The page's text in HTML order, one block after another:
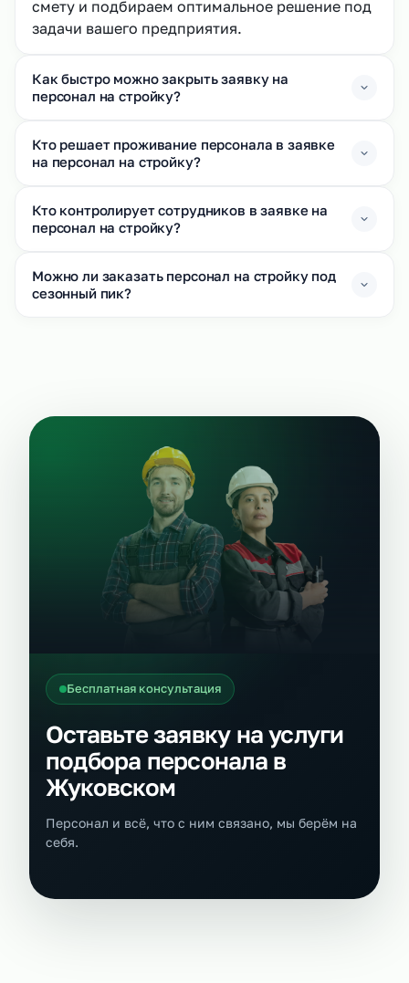
смету и подбираем оптимальное решение под
задачи вашего предприятия.
Как быстро можно закрыть заявку на
персонал на стройку?
Кто решает проживание персонала в заявке
на персонал на стройку?
Кто контролирует сотрудников в заявке на
персонал на стройку?
Можно ли заказать персонал на стройку под
сезонный пик?
Бесплатная консультация
Оставьте заявку на услуги
подбора персонала в
Жуковском
Персонал и всё, что с ним связано, мы берём на
себя.